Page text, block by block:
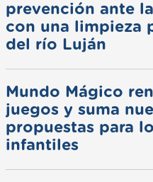
prevención ante
con una limpieza
del río Luján
Mundo Mágico
juegos y suma
propuestas para
infantiles